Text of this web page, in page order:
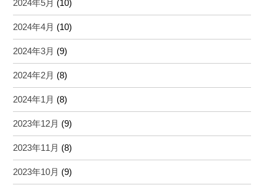
2024年5月 (10)
2024年4月 (10)
2024年3月 (9)
2024年2月 (8)
2024年1月 (8)
2023年12月 (9)
2023年11月 (8)
2023年10月 (9)